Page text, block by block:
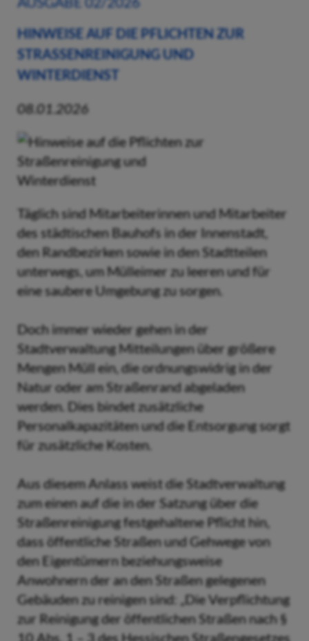
HINWEISE AUF DIE PFLICHTEN ZUR
STRASSENREINIGUNG UND W
INTERDIENST
08.01.2026
Täglich sind Mitarbeiterinnen und Mitarbeiter
des städtischen Bauhofs in der Innenstadt,
den Randbezirken sowie in den Stadtteilen
unterwegs, um Mülleimer zu leeren und für
eine saubere Umgebung zu sorgen.
Doch immer wieder gehen in der
Stadtverwaltung Mitteilungen über größere
Mengen Müll ein, die ordnungswidrig in der
Natur oder am Straßenrand abgeladen
werden. Dies bindet zusätzliche
Personalkapazitäten und die Entsorgung sorgt
für zusätzliche Kosten.
Aus diesem Anlass weist die Stadtverwaltung
zum einen auf die in der Satzung über die
Straßenreinigung festgehaltene Pflicht hin,
dass öffentliche Straßen und Gehwege von
den Eigentümern beziehungsweise
Anwohnern der an den Straßen gelegenen
Gebäuden zu reinigen sind: „Die Verpflichtung
zur Reinigung der öffentlichen Straßen nach §
10 Abs. 1 – 3 des Hessischen Straßengesetzes